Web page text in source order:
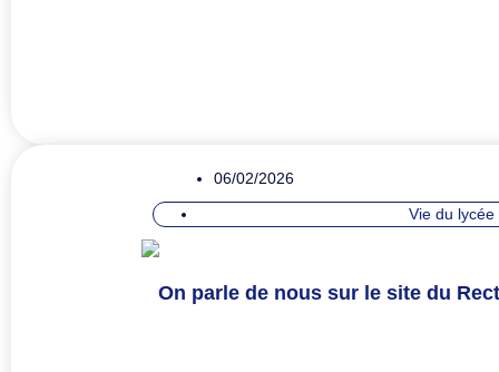
06/02/2026
Vie du lycée
On parle de nous sur le site du